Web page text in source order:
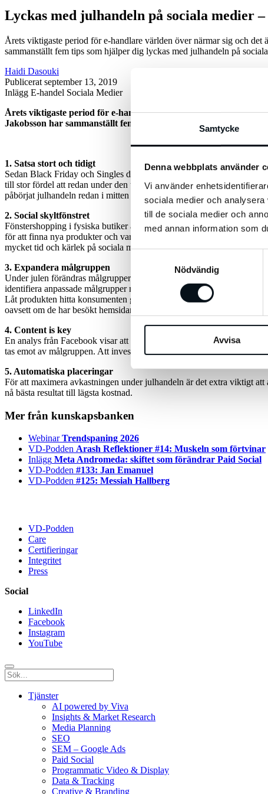
Samtycke
Denna webbplats använder
Vi använder
sociala medier och
till de sociala medier och
med annan information som
Nödvändig
Avvisa
Lyckas med julhandeln på sociala medier
Årets viktigaste period för e-handlare världen över närmar sig och
sammanställt fem tips som hjälper dig lyckas med julhandeln på
Haidi Dasouki
Publicerat september 13, 2019
Inlägg E-handel Sociala Medier
Årets viktigaste period för e-handlare världen över närmar sig
Jakobsson har sammanställt fem tips som hjälper dig lyckas med
1. Satsa stort och tidigt
Sedan Black Friday och Singles days stora genomslag i Sverige har
till stor fördel att redan under den tidiga hösten investera tid och
påbörjat julhandeln redan i mitten på november och 11 % var i
2. Social skyltfönstret
Fönstershopping i fysiska butiker är sedan länge en ikonisk del av
för att finna nya produkter och varumärken (de andra två är fysiska
mycket tid och kärlek på sociala medier under julperioden.
3. Expandera målgruppen
Under julen förändras målgruppernas köpbeteende drastiskt. Som
identifiera anpassade målgrupper med hänsyn till det förändrade
Låt produkten hitta konsumenten genom att använda dynamiska
oavsett om de har besökt hemsidan eller inte. Ett utmärkt sätt att nå ut
4. Content is key
En analys från Facebook visar att en person mellan 20-30 år på en
tas emot av målgruppen. Att investera tid på att optimera det kreativa
5. Automatiska placeringar
För att maximera avkastningen under julhandeln är det extra viktigt
nå bästa resultat till lägsta kostnad.
Mer från kunskapsbanken
Webinar Trendspaning 2026
VD-Podden Arash Reflektioner #14: Muskeln som förtvinar
Inlägg Meta Andromeda: skiftet som förändrar Paid Social
VD-Podden #133: Jan Emanuel
VD-Podden #125: Messiah Hallberg
VD-Podden
Care
Certifieringar
Integritet
Press
Social
LinkedIn
Facebook
Instagram
YouTube
Tjänster
AI powered by Viva
Insights & Market Research
Media Planning
SEO
SEM – Google Ads
Paid Social
Programmatic Video & Display
Data & Tracking
Creative & Branding